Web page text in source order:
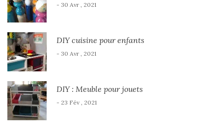
- 30 Avr , 2021
DIY cuisine pour enfants
- 30 Avr , 2021
DIY : Meuble pour jouets
- 23 Fév , 2021